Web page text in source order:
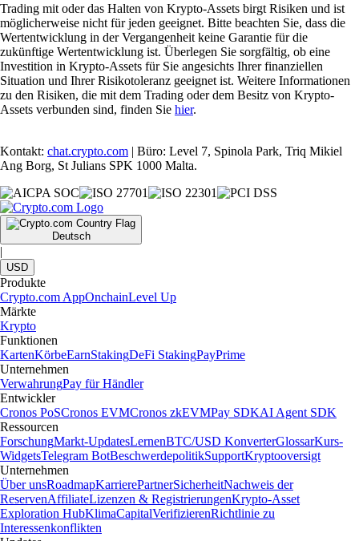
Trading mit oder das Halten von Krypto-Assets birgt Risiken und ist
möglicherweise nicht für jeden geeignet. Bitte beachten Sie, dass die
Wertentwicklung in der Vergangenheit keine Garantie für die
zukünftige Wertentwicklung ist. Überlegen Sie sorgfältig, ob eine
Investition in Krypto-Assets für Sie angesichts Ihrer finanziellen
Situation und Ihrer Risikotoleranz geeignet ist. Weitere Informationen
zu den Risiken, die mit dem Trading oder dem Besitz von Krypto-
Assets verbunden sind, finden Sie hier.
Kontakt: chat.crypto.com | Büro: Level 7, Spinola Park, Triq Mikiel
Ang Borg, St Julians SPK 1000 Malta.
Deutsch
|
USD
Produkte
Crypto.com AppOnchainLevel Up
Märkte
Krypto
Funktionen
KartenKörbeEarnStakingDeFi StakingPayPrime
Unternehmen
VerwahrungPay für Händler
Entwickler
Cronos PoSCronos EVMCronos zkEVMPay SDKAI Agent SDK
Ressourcen
ForschungMarkt-UpdatesLernenBTC/USD KonverterGlossarKurs-
WidgetsTelegram BotBeschwerdepolitikSupportKryptooversigt
Unternehmen
Über unsRoadmapKarrierePartnerSicherheitNachweis der
ReservenAffiliateLizenzen & RegistrierungenKrypto-Asset
Exploration HubKlimaCapitalVerifizierenRichtlinie zu
Interessenkonflikten